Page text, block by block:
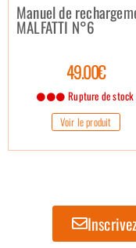
Manuel de
MALFATTI N°6
49.00€
Rupture de stock
Voir le produit